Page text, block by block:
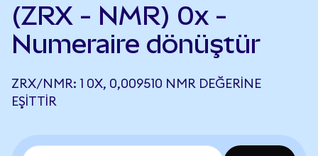
(ZRX - NMR) 0x -
Numeraire dönüştür
ZRX/NMR: 1 0X, 0,009510 NMR DEĞERINE
EŞITTIR